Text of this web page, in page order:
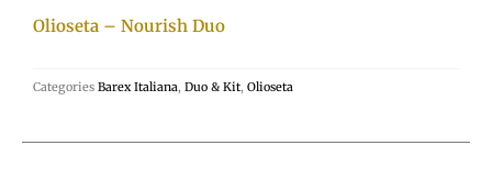
Olioseta – Nourish Duo
Categories Barex Italiana, Duo & Kit, Olioseta